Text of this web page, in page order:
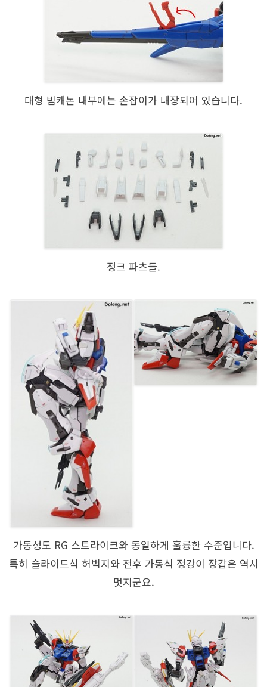
대형 빔캐논 내부에는 손잡이가 내장되어 있습니다.
정크 파츠들.
가동성도 RG 스트라이크와 동일하게 훌륭한 수준입니다.
특히 슬라이드식 허벅지와 전후 가동식 정강이 장갑은 역시
멋지군요.